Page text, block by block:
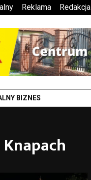
Reklama Redakcja
BIZNES